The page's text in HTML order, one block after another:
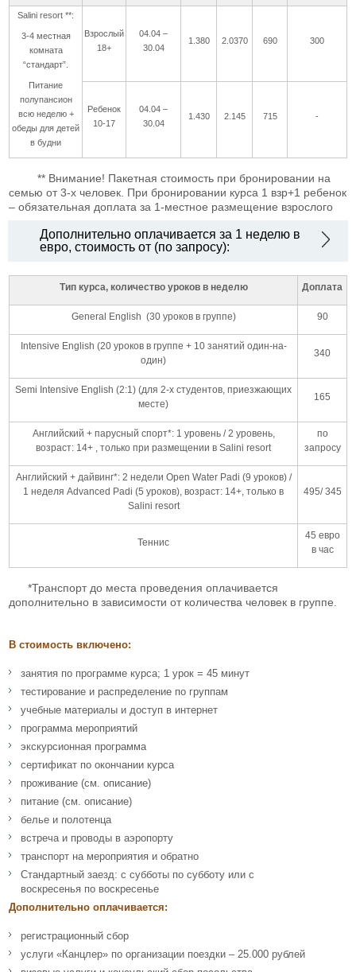
Salini resort **:
3-4 местная
комната
“стандарт”.
Питание
полупансион
всю неделю +
обеды для детей
в будни
Взрослый
18+
04.04 –
30.04
1.380 2.0370 690 300
Ребенок
10-17
04.04 –
30.04
1.430 2.145 715 -
** Внимание! Пакетная стоимость при бронировании на
семью от 3-х человек. При бронировании курса 1 взр+1 ребенок
– обязательная доплата за 1-местное размещение взрослого
Дополнительно оплачивается за 1 неделю в
евро, стоимость от (по запросу):
Тип курса, количество уроков в неделю Доплата
General English (30 уроков в группе) 90
Intensive English (20 уроков в группе + 10 занятий один-на-
один)
340
Semi Intensive English (2:1) (для 2-х студентов, приезжающих
месте)
165
Английский + парусный спорт*: 1 уровень / 2 уровень,
возраст: 14+ , только при размещении в Salini resort
по
запросу
Английский + дайвинг*: 2 недели Open Water Padi (9 уроков) /
1 неделя Advanced Padi (5 уроков), возраст: 14+, только в
Salini resort
495/ 345
Теннис
45 евро
в час
*Транспорт до места проведения оплачивается
дополнительно в зависимости от количества человек в группе.
В стоимость включено:
занятия по программе курса; 1 урок = 45 минут
тестирование и распределение по группам
учебные материалы и доступ в интернет
программа мероприятий
экскурсионная программа
сертификат по окончании курса
проживание (см. описание)
питание (см. описание)
белье и полотенца
встреча и проводы в аэропорту
транспорт на мероприятия и обратно
Стандартный заезд: с субботы по субботу или с
воскресенья по воскресенье
Дополнительно оплачивается:
регистрационный сбор
услуги «Канцлер» по организации поездки – 25.000 рублей